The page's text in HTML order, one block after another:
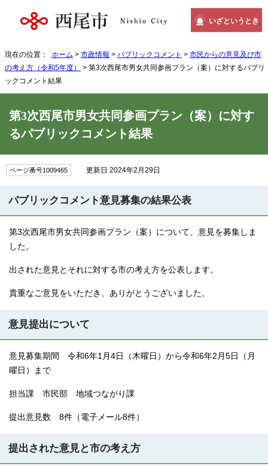
いざというとき
現在の位置： ホーム > 市政情報 > パブリックコメント > 市民からの意見及び市
の考え方（令和5年度）
> 第3次西尾市男女共同参画プラン（案）に対するパブリ
ックコメント結果
第3次西尾市男女共同参画プラン（案）に対す
るパブリックコメント結果
ページ番号1009465 更新日 2024年2月29日
パブリックコメント意見募集の結果公表
第3次西尾市男女共同参画プラン（案）について、意見を募集しま
した。
出された意見とそれに対する市の考え方を公表します。
貴重なご意見をいただき、ありがとうございました。
意見提出について
意見募集期間 令和6年1月4日（木曜日）から令和6年2月5日（月
曜日）まで
担当課 市民部 地域つながり課
提出意見数 8件（電子メール8件）
提出された意見と市の考え方